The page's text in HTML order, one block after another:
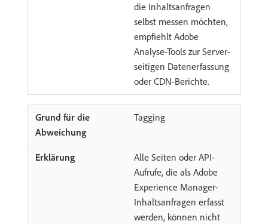
die Inhaltsanfragen
selbst messen möchten,
empfiehlt Adobe
Analyse-Tools zur Server-
seitigen Datenerfassung
oder CDN-Berichte.
Tagging
Alle Seiten oder API-
Aufrufe, die als Adobe
Experience Manager-
Inhaltsanfragen erfasst
werden, können nicht